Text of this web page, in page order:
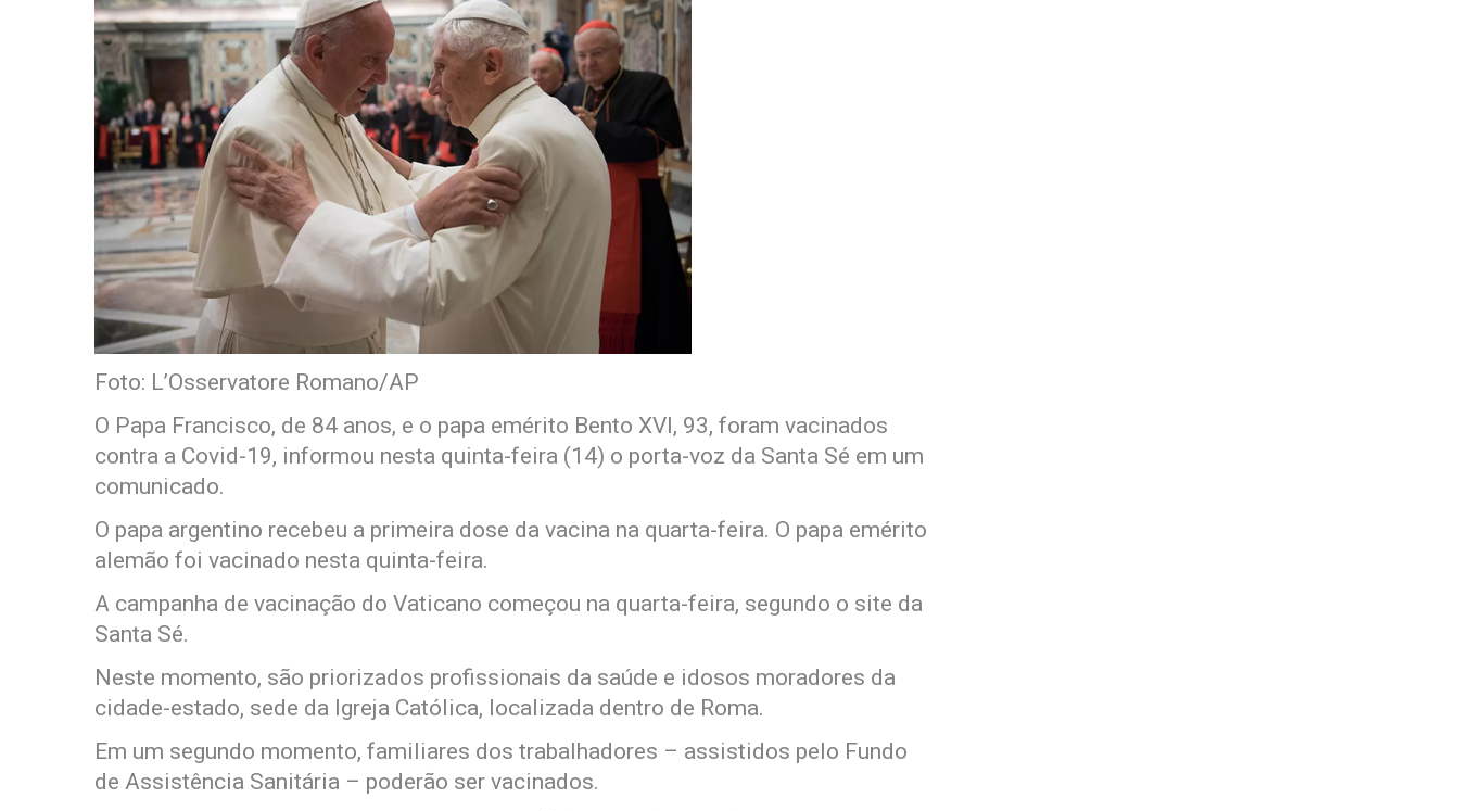
Foto: L’Osservatore Romano/AP
O Papa Francisco, de 84 anos, e o papa emérito Bento XVI, 93, foram vacinados
contra a Covid-19, informou nesta quinta-feira (14) o porta-voz da Santa Sé em um
comunicado.
O papa argentino recebeu a primeira dose da vacina na quarta-feira. O papa emérito
alemão foi vacinado nesta quinta-feira.
A campanha de vacinação do Vaticano começou na quarta-feira, segundo o site da
Santa Sé.
Neste momento, são priorizados profissionais da saúde e idosos moradores da
cidade-estado, sede da Igreja Católica, localizada dentro de Roma.
Em um segundo momento, familiares dos trabalhadores – assistidos pelo Fundo
de Assistência Sanitária – poderão ser vacinados.